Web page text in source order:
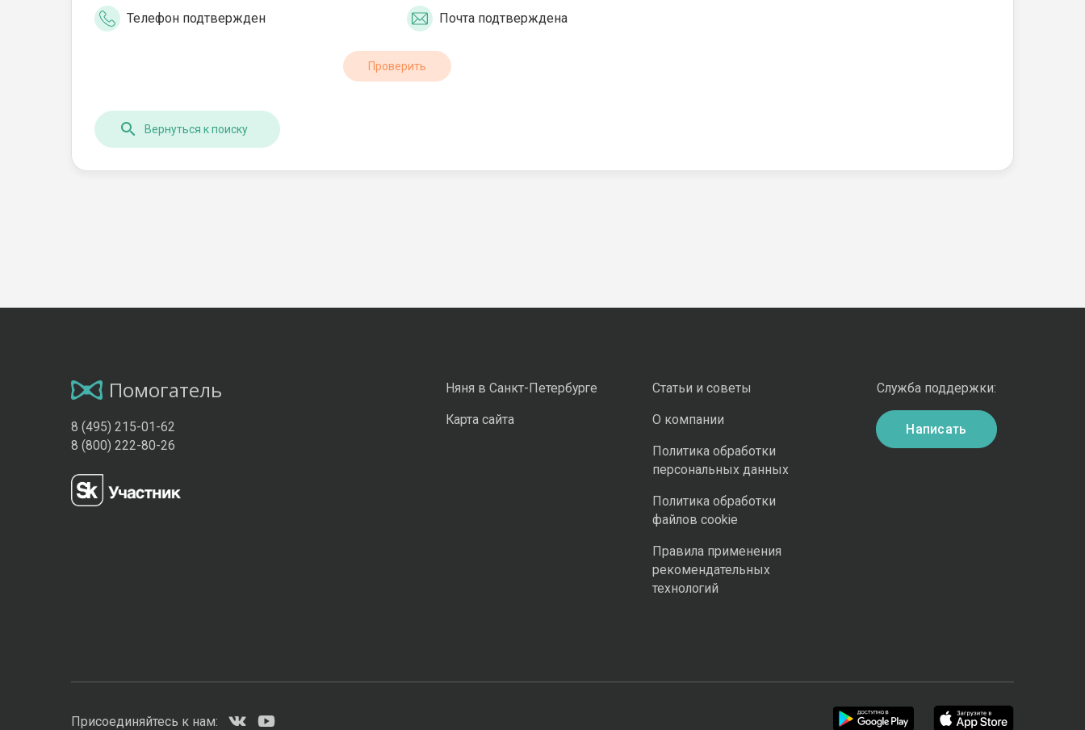
Телефон подтвержден Почта подтверждена
Проверить
Вернуться к поиску
Помогатель
8 (495) 215-01-62
8 (800) 222-80-26
Няня в Санкт-Петербурге
Карта сайта
Статьи и советы
О компании
Политика обработки
персональных данных
Политика обработки
файлов cookie
Правила применения
рекомендательных
технологий
Служба поддержки:
Написать
Присоединяйтесь к нам: